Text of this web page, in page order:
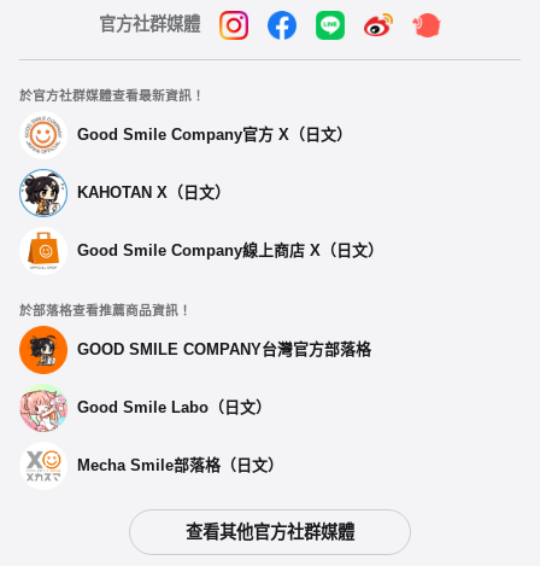
官方社群媒體
於官方社群媒體查看最新資訊！
Good Smile Company官方 X（日文）
KAHOTAN X（日文）
Good Smile Company線上商店 X（日文）
於部落格查看推薦商品資訊！
GOOD SMILE COMPANY台灣官方部落格
Good Smile Labo（日文）
Mecha Smile部落格（日文）
查看其他官方社群媒體